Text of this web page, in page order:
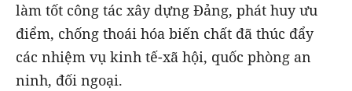
làm tốt công tác xây dựng Đảng, phát huy ưu
điểm, chống thoái hóa biến chất đã thúc đẩy
các nhiệm vụ kinh tế-xã hội, quốc phòng an
ninh, đối ngoại.